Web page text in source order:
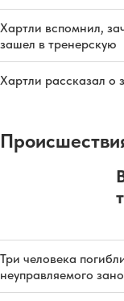
Хартли вспомнил,
зашел в тренерскую
Хартли рассказал о
Три человека
неуправляемого